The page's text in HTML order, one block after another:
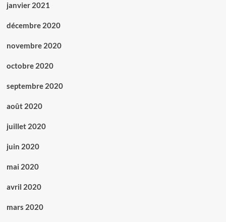
janvier 2021
décembre 2020
novembre 2020
octobre 2020
septembre 2020
août 2020
juillet 2020
juin 2020
mai 2020
avril 2020
mars 2020